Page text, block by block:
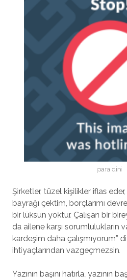
para dini
Şirketler, tüzel kişilikler iflas
bayrağı çektim, borçlarımı
bir lüksün yoktur. Çalışan bir
da ailene karşı sorumlulukların
kardeşim daha çalışmıyorum”
ihtiyaçlarından vazgeçmezsin.
Yazının başını hatırla, yazının